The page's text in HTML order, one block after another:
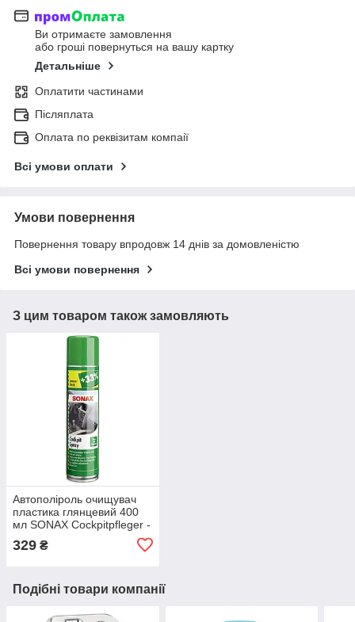
Ви отримаєте замовлення
або гроші повернуться на вашу картку
Детальніше
Оплатити частинами
Післяплата
Оплата по реквізитам компаії
Всі умови оплати
Умови повернення
Повернення товару впродовж 14 днів за домовленістю
Всі умови повернення
З цим товаром також замовляють
Автополіроль очищувач
пластика глянцевий 400
мл SONAX Cockpitpfleger -
329 ₴
Подібні товари компанії